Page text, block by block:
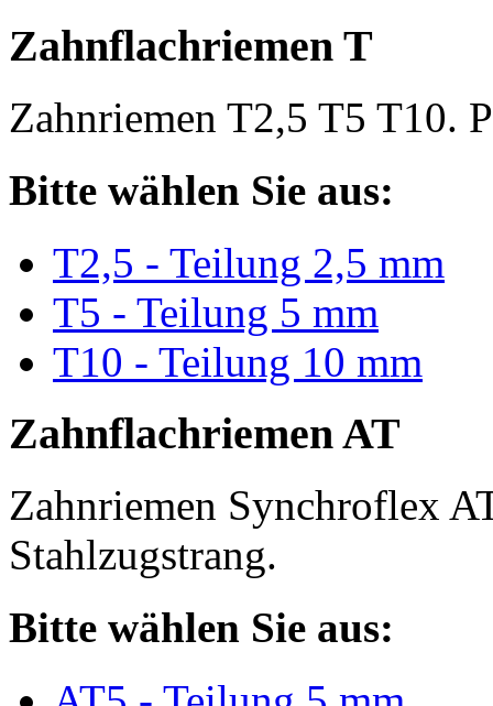
Zahnflachriemen T
Zahnriemen T2,5 T5 T10.
Bitte wählen Sie aus:
T2,5 - Teilung 2,5 mm
T5 - Teilung 5 mm
T10 - Teilung 10 mm
Zahnflachriemen AT
Zahnriemen Synchroflex
Stahlzugstrang.
Bitte wählen Sie aus: